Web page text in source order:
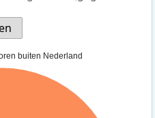
buiten Nederland